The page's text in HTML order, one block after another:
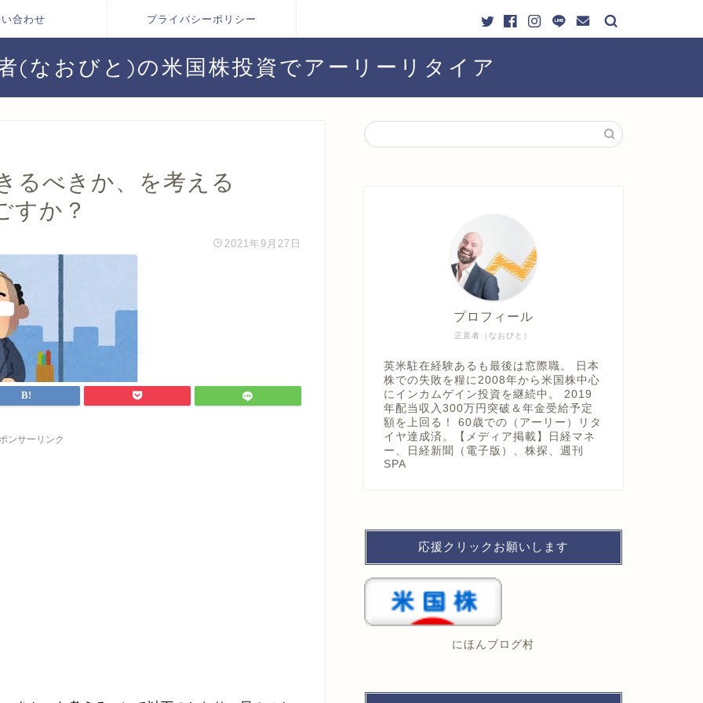
合わせ プライバシーポリシー
(なおびと)の米国株投資でアーリーリタイア
るべきか、を考える
すか？
2021年9月27日
ンサーリンク
正直者（なおびと）
プロフィール
英米駐在経験あるも最後は窓際職。 日本
株での失敗を糧に2008年から米国株中心
にインカムゲイン投資を継続中。 2019
年配当収入300万円突破＆年金受給予定
額を上回る！ 60歳での（アーリー）リタ
イヤ達成済。【メディア掲載】日経マネ
ー、日経新聞（電子版）、株探、週刊
SPA
応援クリックお願いします
にほんブログ村